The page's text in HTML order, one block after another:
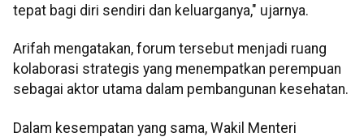
tepat bagi diri sendiri dan keluarganya," ujarnya.
Arifah mengatakan, forum tersebut menjadi ruang
kolaborasi strategis yang menempatkan perempuan
sebagai aktor utama dalam pembangunan kesehatan.
Dalam kesempatan yang sama, Wakil Menteri